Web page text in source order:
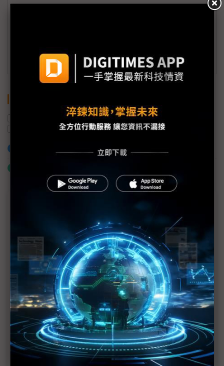
訂閱DIGITIMES 行動版
中國 福特汽車
連網車
加入已選取到「關鍵字追蹤」
MLCC訂單過熱、出貨比創高 村田示警全球AI基
建熱潮將趨緩
2027全年記憶體產能提前售罄 買家「祕而不
宣」只怕買不夠
英特爾EMIB良率達標 聯發科第2代ASIC產品
2028準時量產
光進銅退更明確？ 聯發科估SerDes 448G為銅
線「最終戰場」